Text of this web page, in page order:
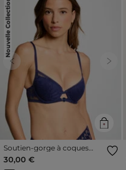
Nouvelle Collection
Previous Next
Soutien-gorge à coques
bleu marine femme
30,00 €